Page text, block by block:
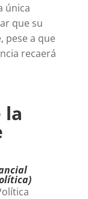
única
que su
pese a que
recaerá
la